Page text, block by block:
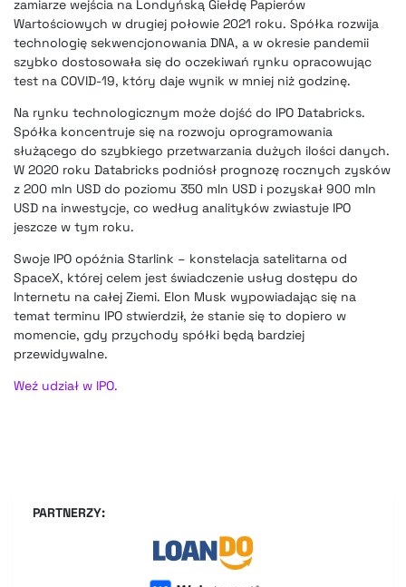
zamiarze wejścia na Londyńską Giełdę Papierów
Wartościowych w drugiej połowie 2021 roku. Spółka rozwija
technologię sekwencjonowania DNA, a w okresie pandemii
szybko dostosowała się do oczekiwań rynku opracowując
test na COVID-19, który daje wynik w mniej niż godzinę.
Na rynku technologicznym może dojść do IPO Databricks.
Spółka koncentruje się na rozwoju oprogramowania
służącego do szybkiego przetwarzania dużych ilości danych.
W 2020 roku Databricks podniósł prognozę rocznych zysków
z 200 mln USD do poziomu 350 mln USD i pozyskał 900 mln
USD na inwestycje, co według analityków zwiastuje IPO
jeszcze w tym roku.
Swoje IPO opóźnia Starlink – konstelacja satelitarna od
SpaceX, której celem jest świadczenie usług dostępu do
Internetu na całej Ziemi. Elon Musk wypowiadając się na
temat terminu IPO stwierdził, że stanie się to dopiero w
momencie, gdy przychody spółki będą bardziej
przewidywalne.
Weź udział w IPO.
PARTNERZY: